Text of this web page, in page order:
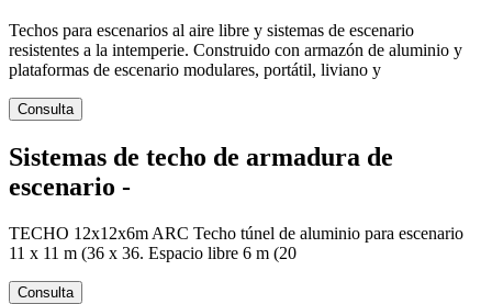
Techos para escenarios al aire libre y sistemas de escenario
resistentes a la intemperie. Construido con armazón de aluminio y
plataformas de escenario modulares, portátil, liviano y
Consulta
Sistemas de techo de armadura de
escenario -
TECHO 12x12x6m ARC Techo túnel de aluminio para escenario
11 x 11 m (36 x 36. Espacio libre 6 m (20
Consulta